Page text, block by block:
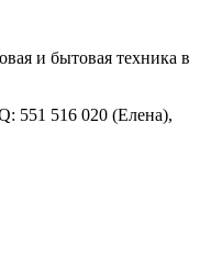
и бытовая техника в
551 516 020 (Елена),